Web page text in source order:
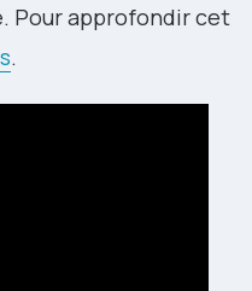
Pour approfondir cet
.